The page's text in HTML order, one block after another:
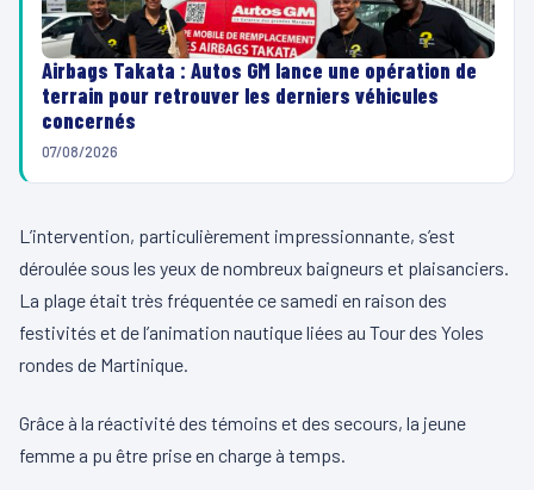
Airbags Takata : Autos GM lance une opération de
terrain pour retrouver les derniers véhicules
concernés
07/08/2026
L’intervention, particulièrement impressionnante, s’est
déroulée sous les yeux de nombreux baigneurs et plaisanciers.
La plage était très fréquentée ce samedi en raison des
festivités et de l’animation nautique liées au Tour des Yoles
rondes de Martinique.
Grâce à la réactivité des témoins et des secours, la jeune
femme a pu être prise en charge à temps.